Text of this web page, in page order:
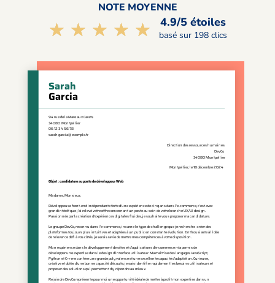
NOTE MOYENNE
☆☆☆☆☆
★★★★★ 4.9/5 étoiles
basé sur 198 clics